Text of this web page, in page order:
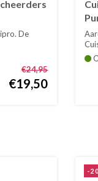
De
€24,95
€19,50
-